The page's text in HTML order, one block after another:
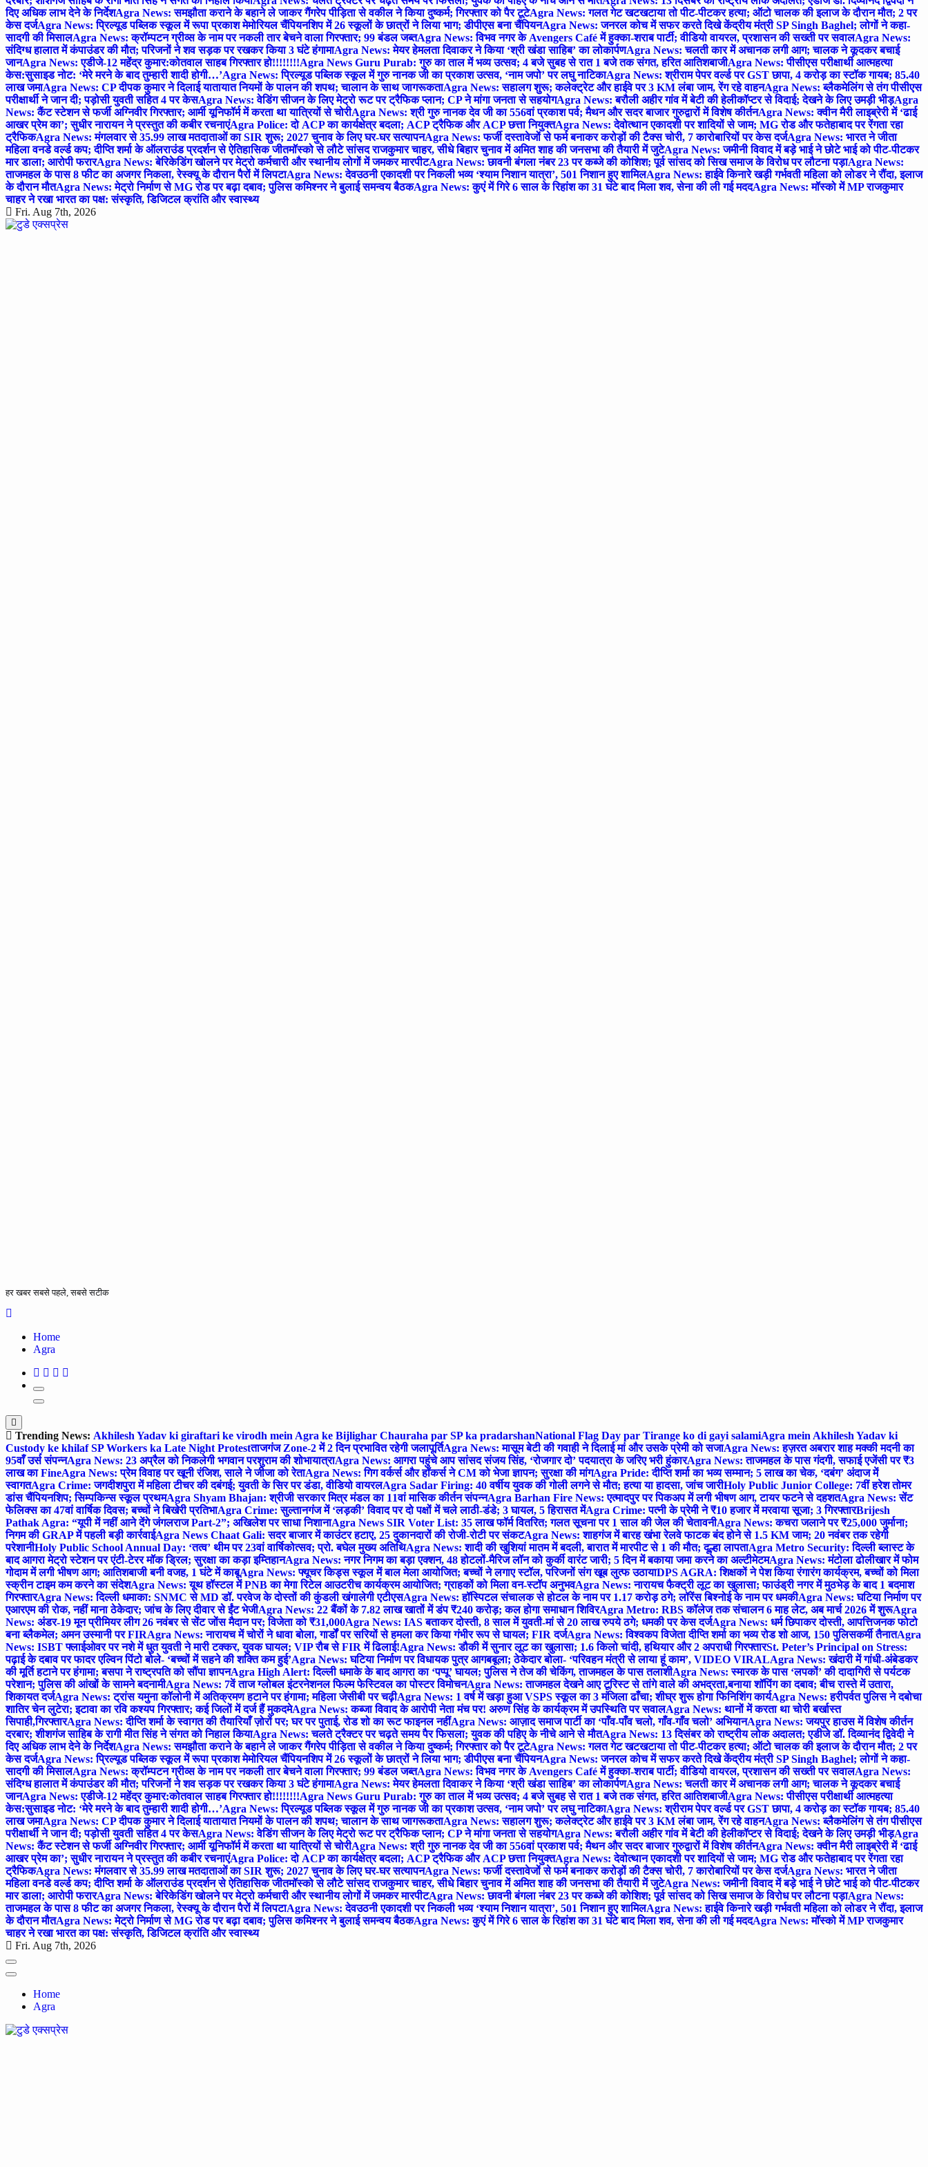
दिए अधिक लाभ देने के निर्देशAgra News: समझौता कराने के बहाने ले जाकर गैंगरेप पीड़िता से वकील ने किया दुष्कर्म; गिरफ्तार को पैर टूटेAgra News: गलत गेट खटखटाया तो पीट-पीटकर हत्या; ऑटो चालक की इलाज के दौरान मौत; 2 पर
केस दर्जAgra News: प्रिल्यूड पब्लिक स्कूल में रूपा प्रकाश मेमोरियल चैंपियनशिप में 26 स्कूलों के छात्रों ने लिया भाग; डीपीएस बना चैंपियनAgra News: जनरल कोच में सफर करते दिखे केंद्रीय मंत्री SP Singh Baghel; लोगों ने कहा-
सादगी की मिसालAgra News: क्रॉम्पटन ग्रीव्स के नाम पर नकली तार बेचने वाला गिरफ्तार; 99 बंडल जब्तAgra News: विभव नगर के Avengers Café में हुक्का-शराब पार्टी; वीडियो वायरल, प्रशासन की सख्ती पर सवालAgra News:
संदिग्ध हालात में कंपाउंडर की मौत; परिजनों ने शव सड़क पर रखकर किया 3 घंटे हंगामाAgra News: मेयर हेमलता दिवाकर ने किया ‘श्री खंडा साहिब’ का लोकार्पणAgra News: चलती कार में अचानक लगी आग; चालक ने कूदकर बचाई
जानAgra News: एडीजे-12 महेंद्र कुमार:कोतवाल साहब गिरफ्तार हो!!!!!!!!Agra News Guru Purab: गुरु का ताल में भव्य उत्सव; 4 बजे सुबह से रात 1 बजे तक संगत, हरित आतिशबाजीAgra News: पीसीएस परीक्षार्थी आत्महत्या
केस:सुसाइड नोट: ‘मेरे मरने के बाद तुम्हारी शादी होगी…’Agra News: प्रिल्यूड पब्लिक स्कूल में गुरु नानक जी का प्रकाश उत्सव, ‘नाम जपो’ पर लघु नाटिकाAgra News: श्रीराम पेपर वर्ल्ड पर GST छापा, 4 करोड़ का स्टॉक गायब; 85.40
लाख जमाAgra News: CP दीपक कुमार ने दिलाई यातायात नियमों के पालन की शपथ; चालान के साथ जागरूकताAgra News: सहालग शुरू; कलेक्ट्रेट और हाईवे पर 3 KM लंबा जाम, रेंग रहे वाहनAgra News: ब्लैकमेलिंग से तंग पीसीएस
परीक्षार्थी ने जान दी; पड़ोसी युवती सहित 4 पर केसAgra News: वेडिंग सीजन के लिए मेट्रो रूट पर ट्रैफिक प्लान; CP ने मांगा जनता से सहयोगAgra News: बरौली अहीर गांव में बेटी की हेलीकॉप्टर से विदाई; देखने के लिए उमड़ी भीड़Agra
News: कैंट स्टेशन से फर्जी अग्निवीर गिरफ्तार; आर्मी यूनिफॉर्म में करता था यात्रियों से चोरीAgra News: श्री गुरु नानक देव जी का 556वां प्रकाश पर्व; मैथन और सदर बाजार गुरुद्वारों में विशेष कीर्तनAgra News: क्वीन मैरी लाइब्रेरी में ‘ढाई
आखर प्रेम का’; सुधीर नारायन ने प्रस्तुत की कबीर रचनाएंAgra Police: दो ACP का कार्यक्षेत्र बदला; ACP ट्रैफिक और ACP छत्ता नियुक्तAgra News: देवोत्थान एकादशी पर शादियों से जाम; MG रोड और फतेहाबाद पर रेंगता रहा
ट्रैफिकAgra News: मंगलवार से 35.99 लाख मतदाताओं का SIR शुरू; 2027 चुनाव के लिए घर-घर सत्यापनAgra News: फर्जी दस्तावेजों से फर्म बनाकर करोड़ों की टैक्स चोरी, 7 कारोबारियों पर केस दर्जAgra News: भारत ने जीता
महिला वनडे वर्ल्ड कप; दीप्ति शर्मा के ऑलराउंड प्रदर्शन से ऐतिहासिक जीतमॉस्को से लौटे सांसद राजकुमार चाहर, सीधे बिहार चुनाव में अमित शाह की जनसभा की तैयारी में जुटेAgra News: जमीनी विवाद में बड़े भाई ने छोटे भाई को पीट-पीटकर
मार डाला; आरोपी फरारAgra News: बेरिकेडिंग खोलने पर मेट्रो कर्मचारी और स्थानीय लोगों में जमकर मारपीटAgra News: छावनी बंगला नंबर 23 पर कब्जे की कोशिश; पूर्व सांसद को सिख समाज के विरोध पर लौटना पड़ाAgra News:
ताजमहल के पास 8 फीट का अजगर निकला, रेस्क्यू के दौरान पैरों में लिपटाAgra News: देवउठनी एकादशी पर निकली भव्य ‘श्याम निशान यात्रा’, 501 निशान हुए शामिलAgra News: हाईवे किनारे खड़ी गर्भवती महिला को लोडर ने रौंदा, इलाज
के दौरान मौतAgra News: मेट्रो निर्माण से MG रोड पर बढ़ा दबाव; पुलिस कमिश्नर ने बुलाई समन्वय बैठकAgra News: कुएं में गिरे 6 साल के रिहांश का 31 घंटे बाद मिला शव, सेना की ली गई मददAgra News: मॉस्को में MP राजकुमार
चाहर ने रखा भारत का पक्ष: संस्कृति, डिजिटल क्रांति और स्वास्थ्य
Fri. Aug 7th, 2026
हर खबर सबसे पहले, सबसे सटीक
Home
Agra
Trending News: Akhilesh Yadav ki giraftari ke virodh mein Agra ke Bijlighar Chauraha par SP ka pradarshanNational Flag Day par Tirange ko di gayi salamiAgra mein Akhilesh Yadav ki
Custody ke khilaf SP Workers ka Late Night Protestताजगंज Zone-2 में 2 दिन प्रभावित रहेगी जलापूर्तिAgra News: मासूम बेटी की गवाही ने दिलाई मां और उसके प्रेमी को सजाAgra News: हज़रत अबरार शाह मक्की मदनी का
95वाँ उर्स संपन्नAgra News: 23 अप्रैल को निकलेगी भगवान परशुराम की शोभायात्राAgra News: आगरा पहुंचे आप सांसद संजय सिंह, ‘रोजगार दो’ पदयात्रा के जरिए भरी हुंकारAgra News: ताजमहल के पास गंदगी, सफाई एजेंसी पर ₹3
लाख का FineAgra News: प्रेम विवाह पर खूनी रंजिश, साले ने जीजा को रेताAgra News: गिग वर्कर्स और हॉकर्स ने CM को भेजा ज्ञापन; सुरक्षा की मांगAgra Pride: दीप्ति शर्मा का भव्य सम्मान; 5 लाख का चेक, ‘दबंग’ अंदाज में
स्वागतAgra Crime: जगदीशपुरा में महिला टीचर की दबंगई; युवती के सिर पर डंडा, वीडियो वायरलAgra Sadar Firing: 40 वर्षीय युवक की गोली लगने से मौत; हत्या या हादसा, जांच जारीHoly Public Junior College: 7वीं हरेश तोमर
डांस चैंपियनशिप; सिम्पकिन्स स्कूल प्रथमAgra Shyam Bhajan: श्रीजी सरकार मित्र मंडल का 11वां मासिक कीर्तन संपन्नAgra Barhan Fire News: एत्मादपुर पर पिकअप में लगी भीषण आग, टायर फटने से दहशतAgra News: सेंट
फेलिक्स का 47वां वार्षिक दिवस; बच्चों ने बिखेरी प्रतिभाAgra Crime: सुल्तानगंज में ‘लड़की’ विवाद पर दो पक्षों में चले लाठी-डंडे; 3 घायल, 5 हिरासत मेंAgra Crime: पत्नी के प्रेमी ने ₹10 हजार में मरवाया सूजा; 3 गिरफ्तारBrijesh
Pathak Agra: “यूपी में नहीं आने देंगे जंगलराज Part-2”; अखिलेश पर साधा निशानाAgra News SIR Voter List: 35 लाख फॉर्म वितरित; गलत सूचना पर 1 साल की जेल की चेतावनीAgra News: कचरा जलाने पर ₹25,000 जुर्माना;
निगम की GRAP में पहली बड़ी कार्रवाईAgra News Chaat Gali: सदर बाजार में काउंटर हटाए, 25 दुकानदारों की रोजी-रोटी पर संकटAgra News: शाहगंज में बारह खंभा रेलवे फाटक बंद होने से 1.5 KM जाम; 20 नवंबर तक रहेगी
परेशानीHoly Public School Annual Day: ‘तत्व’ थीम पर 23वां वार्षिकोत्सव; प्रो. बघेल मुख्य अतिथिAgra News: शादी की खुशियां मातम में बदली, बारात में मारपीट से 1 की मौत; दूल्हा लापताAgra Metro Security: दिल्ली ब्लास्ट के
बाद आगरा मेट्रो स्टेशन पर एंटी-टेरर मॉक ड्रिल; सुरक्षा का कड़ा इम्तिहानAgra News: नगर निगम का बड़ा एक्शन, 48 होटलों-मैरिज लॉन को कुर्की वारंट जारी; 5 दिन में बकाया जमा करने का अल्टीमेटमAgra News: मंटोला ढोलीखार में फोम
गोदाम में लगी भीषण आग; आतिशबाजी बनी वजह, 1 घंटे में काबूAgra News: फ्यूचर किड्स स्कूल में बाल मेला आयोजित; बच्चों ने लगाए स्टॉल, परिजनों संग खूब लुत्फ उठायाDPS AGRA: शिक्षकों ने पेश किया रंगारंग कार्यक्रम, बच्चों को मिला
स्क्रीन टाइम कम करने का संदेशAgra News: यूथ हॉस्टल में PNB का मेगा रिटेल आउटरीच कार्यक्रम आयोजित; ग्राहकों को मिला वन-स्टॉप अनुभवAgra News: नारायच फैक्ट्री लूट का खुलासा; फाउंड्री नगर में मुठभेड़ के बाद 1 बदमाश
गिरफ्तारAgra News: दिल्ली धमाका: SNMC से MD डॉ. परवेज के दोस्तों की कुंडली खंगालेगी एटीएसAgra News: हॉस्पिटल संचालक से होटल के नाम पर 1.17 करोड़ ठगे; लॉरेंस बिश्नोई के नाम पर धमकीAgra News: घटिया निर्माण पर
एआरएम की रोक, नहीं माना ठेकेदार; जांच के लिए दीवार से ईंट भेजीAgra News: 22 बैंकों के 7.82 लाख खातों में डंप ₹240 करोड़; कल होगा समाधान शिविरAgra Metro: RBS कॉलेज तक संचालन 6 माह लेट, अब मार्च 2026 में शुरूAgra
News: अंडर-19 मून प्रीमियर लीग 26 नवंबर से सेंट जोंस मैदान पर; विजेता को ₹31,000Agra News: IAS बताकर दोस्ती, 8 साल में युवती-मां से 20 लाख रुपये ठगे; धमकी पर केस दर्जAgra News: धर्म छिपाकर दोस्ती, आपत्तिजनक फोटो
बना ब्लैकमेल; अमन उस्मानी पर FIRAgra News: नारायच में चोरों ने धावा बोला, गार्डों पर सरियों से हमला कर किया गंभीर रूप से घायल; FIR दर्जAgra News: विश्वकप विजेता दीप्ति शर्मा का भव्य रोड शो आज, 150 पुलिसकर्मी तैनातAgra
News: ISBT फ्लाईओवर पर नशे में धुत युवती ने मारी टक्कर, युवक घायल; VIP रौब से FIR में ढिलाई!Agra News: डौकी में सुनार लूट का खुलासा; 1.6 किलो चांदी, हथियार और 2 अपराधी गिरफ्तारSt. Peter’s Principal on Stress:
पढ़ाई के दबाव पर फादर एल्विन पिंटो बोले- ‘बच्चों में सहने की शक्ति कम हुई’Agra News: घटिया निर्माण पर विधायक पुत्र आगबबूला; ठेकेदार बोला- ‘परिवहन मंत्री से लाया हूं काम’, VIDEO VIRALAgra News: खंदारी में गांधी-अंबेडकर
की मूर्ति हटाने पर हंगामा; बसपा ने राष्ट्रपति को सौंपा ज्ञापनAgra High Alert: दिल्ली धमाके के बाद आगरा का ‘पप्पू’ घायल; पुलिस ने तेज की चेकिंग, ताजमहल के पास तलाशीAgra News: स्मारक के पास ‘लपकों’ की दादागिरी से पर्यटक
परेशान; पुलिस की आंखों के सामने बदनामीAgra News: 7वें ताज ग्लोबल इंटरनेशनल फिल्म फेस्टिवल का पोस्टर विमोचनAgra News: ताजमहल देखने आए टूरिस्ट से तांगे वाले की अभद्रता,बनाया शॉपिंग का दबाव; बीच रास्ते में उतारा,
शिकायत दर्जAgra News: ट्रांस यमुना कॉलोनी में अतिक्रमण हटाने पर हंगामा; महिला जेसीबी पर चढ़ीAgra News: 1 वर्ष में खड़ा हुआ VSPS स्कूल का 3 मंजिला ढाँचा; शीघ्र शुरू होगा फिनिशिंग कार्यAgra News: हरीपर्वत पुलिस ने दबोचा
शातिर चेन लुटेरा; इटावा का रवि कश्यप गिरफ्तार; कई जिलों में दर्ज हैं मुकदमेAgra News: कब्जा विवाद के आरोपी नेता मंच पर! अरुण सिंह के कार्यक्रम में उपस्थिति पर सवालAgra News: थानों में करता था चोरी बर्खास्त
सिपाही,गिरफ्तारAgra News: दीप्ति शर्मा के स्वागत की तैयारियाँ ज़ोरों पर; घर पर पुताई, रोड शो का रूट फाइनल नहींAgra News: आज़ाद समाज पार्टी का ‘पाँव-पाँव चलो, गाँव-गाँव चलो’ अभियानAgra News: जयपुर हाउस में विशेष कीर्तन
दरबार; शीशगंज साहिब के रागी मीत सिंह ने संगत को निहाल कियाAgra News: चलते ट्रैक्टर पर चढ़ते समय पैर फिसला; युवक की पहिए के नीचे आने से मौतAgra News: 13 दिसंबर को राष्ट्रीय लोक अदालत; एडीजे डॉ. दिव्यानंद द्विवेदी ने
दिए अधिक लाभ देने के निर्देशAgra News: समझौता कराने के बहाने ले जाकर गैंगरेप पीड़िता से वकील ने किया दुष्कर्म; गिरफ्तार को पैर टूटेAgra News: गलत गेट खटखटाया तो पीट-पीटकर हत्या; ऑटो चालक की इलाज के दौरान मौत; 2 पर
केस दर्जAgra News: प्रिल्यूड पब्लिक स्कूल में रूपा प्रकाश मेमोरियल चैंपियनशिप में 26 स्कूलों के छात्रों ने लिया भाग; डीपीएस बना चैंपियनAgra News: जनरल कोच में सफर करते दिखे केंद्रीय मंत्री SP Singh Baghel; लोगों ने कहा-
सादगी की मिसालAgra News: क्रॉम्पटन ग्रीव्स के नाम पर नकली तार बेचने वाला गिरफ्तार; 99 बंडल जब्तAgra News: विभव नगर के Avengers Café में हुक्का-शराब पार्टी; वीडियो वायरल, प्रशासन की सख्ती पर सवालAgra News:
संदिग्ध हालात में कंपाउंडर की मौत; परिजनों ने शव सड़क पर रखकर किया 3 घंटे हंगामाAgra News: मेयर हेमलता दिवाकर ने किया ‘श्री खंडा साहिब’ का लोकार्पणAgra News: चलती कार में अचानक लगी आग; चालक ने कूदकर बचाई
जानAgra News: एडीजे-12 महेंद्र कुमार:कोतवाल साहब गिरफ्तार हो!!!!!!!!Agra News Guru Purab: गुरु का ताल में भव्य उत्सव; 4 बजे सुबह से रात 1 बजे तक संगत, हरित आतिशबाजीAgra News: पीसीएस परीक्षार्थी आत्महत्या
केस:सुसाइड नोट: ‘मेरे मरने के बाद तुम्हारी शादी होगी…’Agra News: प्रिल्यूड पब्लिक स्कूल में गुरु नानक जी का प्रकाश उत्सव, ‘नाम जपो’ पर लघु नाटिकाAgra News: श्रीराम पेपर वर्ल्ड पर GST छापा, 4 करोड़ का स्टॉक गायब; 85.40
लाख जमाAgra News: CP दीपक कुमार ने दिलाई यातायात नियमों के पालन की शपथ; चालान के साथ जागरूकताAgra News: सहालग शुरू; कलेक्ट्रेट और हाईवे पर 3 KM लंबा जाम, रेंग रहे वाहनAgra News: ब्लैकमेलिंग से तंग पीसीएस
परीक्षार्थी ने जान दी; पड़ोसी युवती सहित 4 पर केसAgra News: वेडिंग सीजन के लिए मेट्रो रूट पर ट्रैफिक प्लान; CP ने मांगा जनता से सहयोगAgra News: बरौली अहीर गांव में बेटी की हेलीकॉप्टर से विदाई; देखने के लिए उमड़ी भीड़Agra
News: कैंट स्टेशन से फर्जी अग्निवीर गिरफ्तार; आर्मी यूनिफॉर्म में करता था यात्रियों से चोरीAgra News: श्री गुरु नानक देव जी का 556वां प्रकाश पर्व; मैथन और सदर बाजार गुरुद्वारों में विशेष कीर्तनAgra News: क्वीन मैरी लाइब्रेरी में ‘ढाई
आखर प्रेम का’; सुधीर नारायन ने प्रस्तुत की कबीर रचनाएंAgra Police: दो ACP का कार्यक्षेत्र बदला; ACP ट्रैफिक और ACP छत्ता नियुक्तAgra News: देवोत्थान एकादशी पर शादियों से जाम; MG रोड और फतेहाबाद पर रेंगता रहा
ट्रैफिकAgra News: मंगलवार से 35.99 लाख मतदाताओं का SIR शुरू; 2027 चुनाव के लिए घर-घर सत्यापनAgra News: फर्जी दस्तावेजों से फर्म बनाकर करोड़ों की टैक्स चोरी, 7 कारोबारियों पर केस दर्जAgra News: भारत ने जीता
महिला वनडे वर्ल्ड कप; दीप्ति शर्मा के ऑलराउंड प्रदर्शन से ऐतिहासिक जीतमॉस्को से लौटे सांसद राजकुमार चाहर, सीधे बिहार चुनाव में अमित शाह की जनसभा की तैयारी में जुटेAgra News: जमीनी विवाद में बड़े भाई ने छोटे भाई को पीट-पीटकर
मार डाला; आरोपी फरारAgra News: बेरिकेडिंग खोलने पर मेट्रो कर्मचारी और स्थानीय लोगों में जमकर मारपीटAgra News: छावनी बंगला नंबर 23 पर कब्जे की कोशिश; पूर्व सांसद को सिख समाज के विरोध पर लौटना पड़ाAgra News:
ताजमहल के पास 8 फीट का अजगर निकला, रेस्क्यू के दौरान पैरों में लिपटाAgra News: देवउठनी एकादशी पर निकली भव्य ‘श्याम निशान यात्रा’, 501 निशान हुए शामिलAgra News: हाईवे किनारे खड़ी गर्भवती महिला को लोडर ने रौंदा, इलाज
के दौरान मौतAgra News: मेट्रो निर्माण से MG रोड पर बढ़ा दबाव; पुलिस कमिश्नर ने बुलाई समन्वय बैठकAgra News: कुएं में गिरे 6 साल के रिहांश का 31 घंटे बाद मिला शव, सेना की ली गई मददAgra News: मॉस्को में MP राजकुमार
चाहर ने रखा भारत का पक्ष: संस्कृति, डिजिटल क्रांति और स्वास्थ्य
Fri. Aug 7th, 2026
Home
Agra